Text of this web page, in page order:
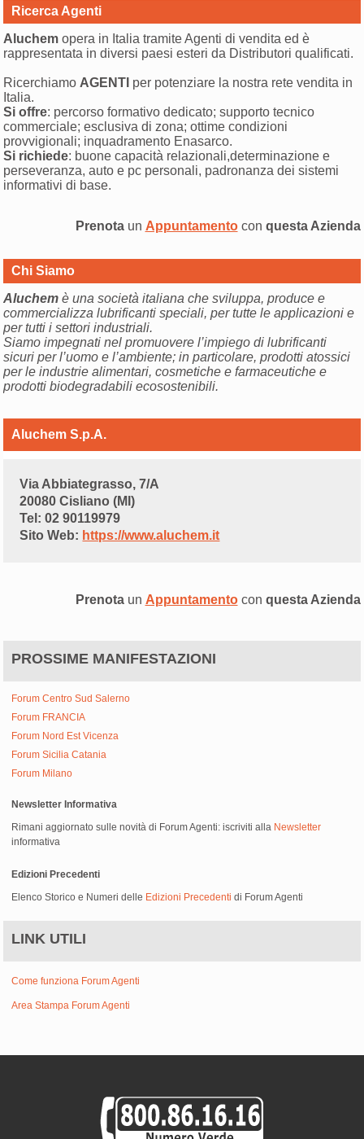
Ricerca Agenti
Aluchem opera in Italia tramite Agenti di vendita ed è
rappresentata in diversi paesi esteri da Distributori qualificati.
Ricerchiamo AGENTI per potenziare la nostra rete vendita in
Italia.
Si offre: percorso formativo dedicato; supporto tecnico
commerciale; esclusiva di zona; ottime condizioni
provvigionali; inquadramento Enasarco.
Si richiede: buone capacità relazionali,determinazione e
perseveranza, auto e pc personali, padronanza dei sistemi
informativi di base.
Prenotaun Appuntamentocon questa Azienda
Chi Siamo
Aluchem è una società italiana che sviluppa, produce e
commercializza lubrificanti speciali, per tutte le applicazioni e
per tutti i settori industriali.
Siamo impegnati nel promuovere l’impiego di lubrificanti
sicuri per l’uomo e l’ambiente; in particolare, prodotti atossici
per le industrie alimentari, cosmetiche e farmaceutiche e
prodotti biodegradabili ecosostenibili.
Aluchem S.p.A.
Via Abbiategrasso, 7/A
20080 Cisliano (MI)
Tel: 02 90119979
Sito Web: https://www.aluchem.it
Prenotaun Appuntamentocon questa Azienda
PROSSIME MANIFESTAZIONI
Forum Centro Sud Salerno
Forum FRANCIA
Forum Nord Est Vicenza
Forum Sicilia Catania
Forum Milano
Newsletter Informativa
Rimani aggiornato sulle novità di Forum Agenti: iscriviti alla Newsletter
informativa
Edizioni Precedenti
Elenco Storico e Numeri delle Edizioni Precedenti di Forum Agenti
LINK UTILI
Come funziona Forum Agenti
Area Stampa Forum Agenti